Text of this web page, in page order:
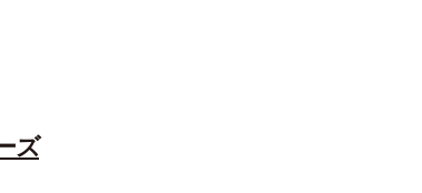
ズ